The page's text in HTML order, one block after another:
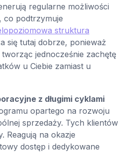
regularne możliwości
co podtrzymuje
struktura
się tutaj dobrze, ponieważ
jednocześnie zachętę
u Ciebie zamiast u
z długimi cyklami
opartego na rozwoju
sprzedaży. Tych klientów
Reagują na okazje
dostęp i dedykowane